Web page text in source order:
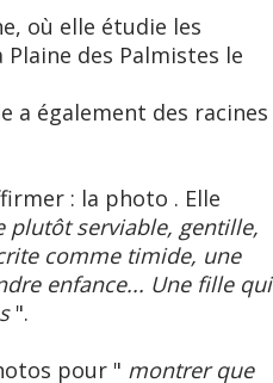
où elle étudie les
des Palmistes le
a également des racines
: la photo . Elle
plutôt serviable, gentille,
comme timide, une
enfance... Une fille qui
".
pour " montrer que